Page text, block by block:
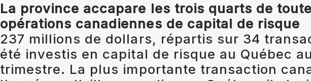
La province accapare les trois quarts de
opérations canadiennes de capital de risque
237 millions de dollars, répartis sur 34
été investis en capital de risque au Québec
trimestre. La plus importante transaction